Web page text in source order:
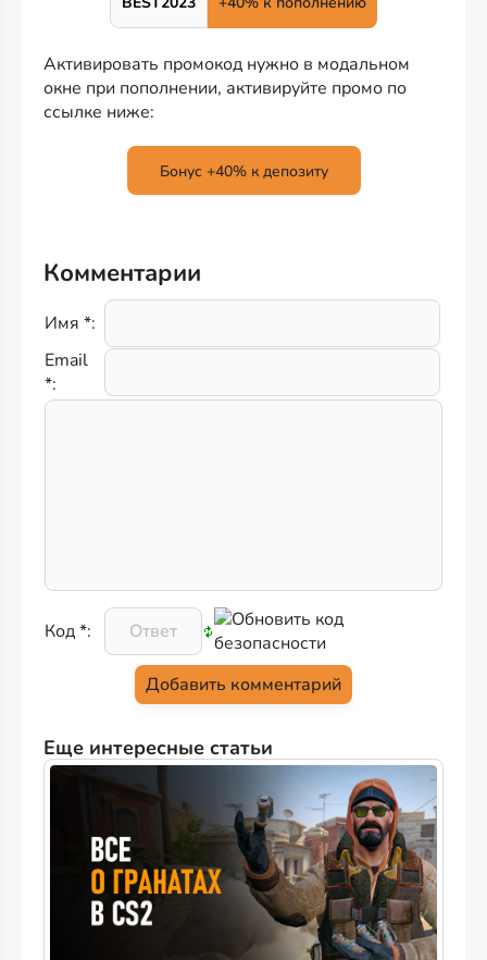
Активировать промокод нужно в модальном
окне при пополнении, активируйте промо по
ссылке ниже:
Бонус +40% к депозиту
Комментарии
Имя *:
Email
*:
Код *:
Еще интересные статьи